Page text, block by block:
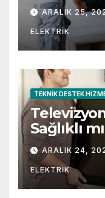
ARALIK 25,
ELEKTRIK
TEKNIK DESTEK
Sağlıklı
ARALIK 24,
ELEKTRIK